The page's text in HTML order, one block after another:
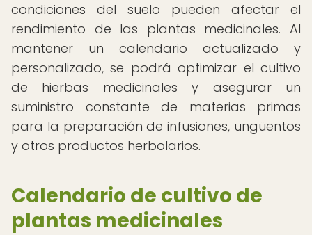
condiciones del suelo pueden afectar el
rendimiento de las plantas medicinales. Al
mantener un calendario actualizado y
personalizado, se podrá optimizar el cultivo
de hierbas medicinales y asegurar un
suministro constante de materias primas
para la preparación de infusiones, ungüentos
y otros productos herbolarios.
Calendario de cultivo de
plantas medicinales